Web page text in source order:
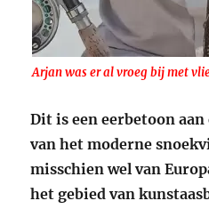
Arjan was er al vroeg bij met
Dit is een eerbetoon
van het moderne
misschien wel van
het gebied van